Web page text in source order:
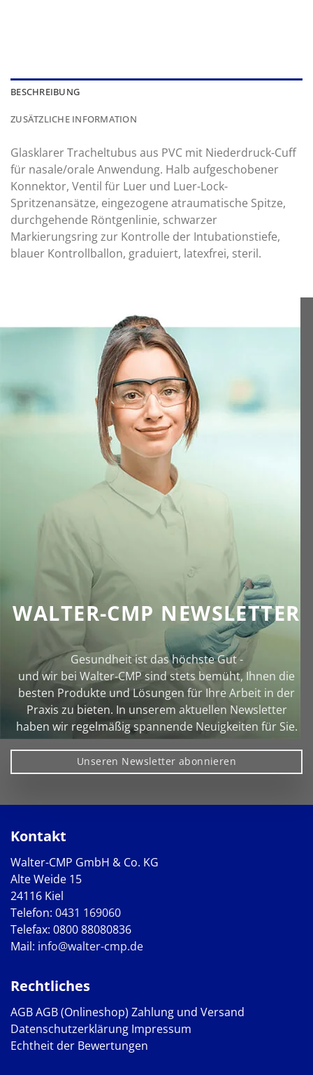
BESCHREIBUNG
ZUSÄTZLICHE INFORMATION
Glasklarer Tracheltubus aus PVC mit Niederdruck-Cuff
für nasale/orale Anwendung. Halb aufgeschobener
Konnektor, Ventil für Luer und Luer-Lock-
Spritzenansätze, eingezogene atraumatische Spitze,
durchgehende Röntgenlinie, schwarzer
Markierungsring zur Kontrolle der Intubationstiefe,
blauer Kontrollballon, graduiert, latexfrei, steril.
WALTER-CMP NEWSLETTER
Gesundheit ist das höchste Gut -
und wir bei Walter‑CMP sind stets bemüht, Ihnen die
besten Produkte und Lösungen für Ihre Arbeit in der
Praxis zu bieten. In unserem aktuellen Newsletter
haben wir regelmäßig spannende Neuigkeiten für Sie.
Unseren Newsletter abonnieren
Kontakt
Walter-CMP GmbH & Co. KG
Alte Weide 15
24116 Kiel
Telefon: 0431 169060
Telefax: 0800 88080836
Mail: info@walter-cmp.de
Rechtliches
AGBAGB (Onlineshop) Zahlung und Versand
Datenschutzerklärung Impressum
Echtheit der Bewertungen